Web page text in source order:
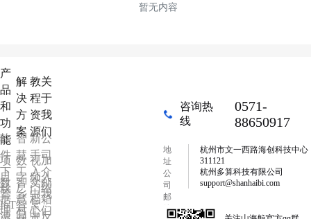
暂无内容
产
品
和
功
能
软
件
下
载
项
目
管
理
数
据
源
IoT
解
决
方
案
智
慧
工
厂
数
字
乡
村
智
慧
园
智
教
程
资
源
新
手
入
门
视
频
中
心
文
档
中
常
关
于
我
们
公
司
介
绍
加
入
我
们
邮
箱
反
咨询热
线
0571-
88650917
地
址
公
司
邮
箱
杭州市文一西路海创科技中心
311121
杭州多算科技有限公司
support@shanhaibi.com